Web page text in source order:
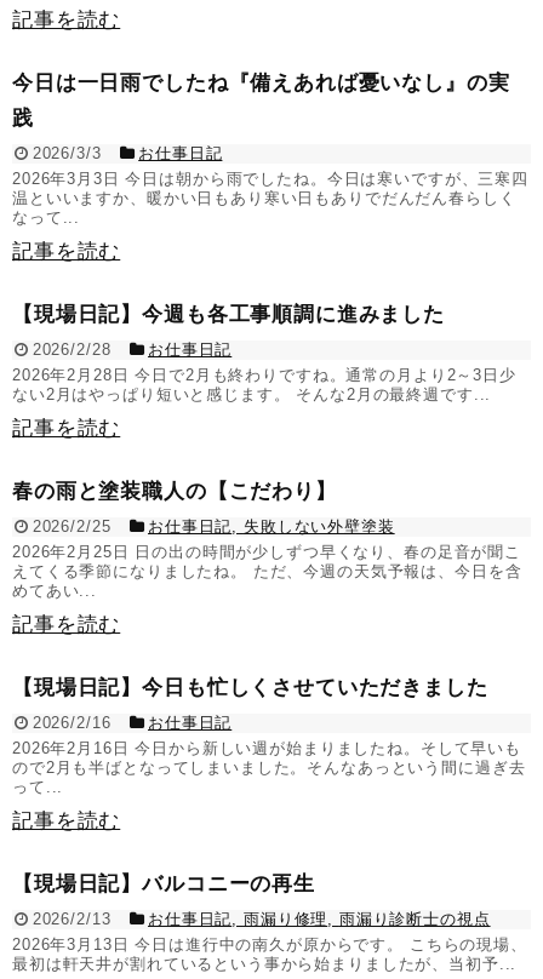
記事を読む
今日は一日雨でしたね『備えあれば憂いなし』の実
践
2026/3/3
お仕事日記
2026年3月3日 今日は朝から雨でしたね。今日は寒いですが、三寒四
温といいますか、暖かい日もあり寒い日もありでだんだん春らしく
なって...
記事を読む
【現場日記】今週も各工事順調に進みました
2026/2/28
お仕事日記
2026年2月28日 今日で2月も終わりですね。通常の月より2～3日少
ない2月はやっぱり短いと感じます。 そんな2月の最終週です...
記事を読む
春の雨と塗装職人の【こだわり】
2026/2/25 お仕事日記
失敗しない外壁塗装
2026年2月25日 日の出の時間が少しずつ早くなり、春の足音が聞こ
えてくる季節になりましたね。 ただ、今週の天気予報は、今日を含
めてあい...
記事を読む
【現場日記】今日も忙しくさせていただきました
2026/2/16
お仕事日記
2026年2月16日 今日から新しい週が始まりましたね。そして早いも
ので2月も半ばとなってしまいました。そんなあっという間に過ぎ去
って...
記事を読む
【現場日記】バルコニーの再生
2026/2/13 お仕事日記 雨漏り修理
雨漏り診断士の視点
2026年3月13日 今日は進行中の南久が原からです。 こちらの現場、
最初は軒天井が割れているという事から始まりましたが、当初予...